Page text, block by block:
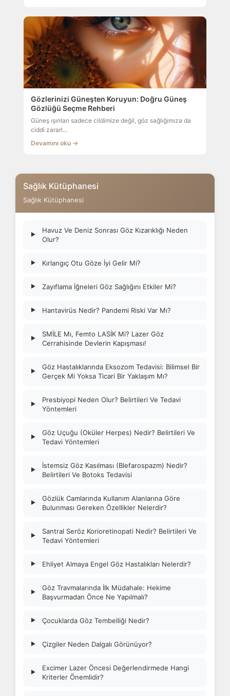
Sağlık Kütüphanesi
Sağlık Kütüphanesi
▶
Havuz Ve Deniz Sonrası Göz Kızarıklığı Neden
Olur?
▶ Kırlangıç Otu Göze İyi Gelir Mi?
▶ Zayıflama İğneleri Göz Sağlığını Etkiler Mi?
▶ Hantavirüs Nedir? Pandemi Riski Var Mı?
▶
SMİLE Mı, Femto LASİK Mi? Lazer Göz
Cerrahisinde Devlerin Kapışması!
▶
Göz Hastalıklarında Eksozom Tedavisi: Bilimsel Bir
Gerçek Mi Yoksa Ticari Bir Yaklaşım Mı?
▶
Presbiyopi Neden Olur? Belirtileri Ve Tedavi
Yöntemleri
▶
Göz Uçuğu (Oküler Herpes) Nedir? Belirtileri Ve
Tedavi Yöntemleri
▶
İstemsiz Göz Kasılması (Blefarospazm) Nedir?
Belirtileri Ve Botoks Tedavisi
▶
Gözlük Camlarında Kullanım Alanlarına Göre
Bulunması Gereken Özellikler Nelerdir?
▶
Santral Seröz Korioretinopati Nedir? Belirtileri Ve
Tedavi Yöntemleri
▶ Ehliyet Almaya Engel Göz Hastalıkları Nelerdir?
▶
Göz Travmalarında İlk Müdahale: Hekime
Başvurmadan Önce Ne Yapılmalı?
▶ Çocuklarda Göz Tembelliği Nedir?
▶ Çizgiler Neden Dalgalı Görünüyor?
▶
Excimer Lazer Öncesi Değerlendirmede Hangi
Kriterler Önemlidir?
Gözlerinizi Güneşten Koruyun: Doğru Güneş
Gözlüğü Seçme Rehberi
Güneş ışınları sadece cildimize değil, göz sağlığımıza da
ciddi zararl...
Devamını oku →